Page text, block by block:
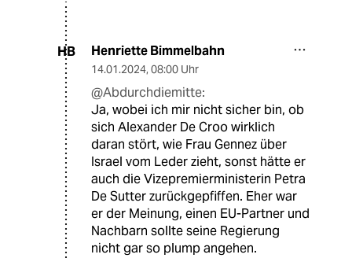
HB Henriette Bimmelbahn
14.01.2024, 08:00 Uhr
@Abdurchdiemitte:
Ja, wobei ich mir nicht sicher bin, ob
sich Alexander De Croo wirklich
daran stört, wie Frau Gennez über
Israel vom Leder zieht, sonst hätte er
auch die Vizepremierministerin Petra
De Sutter zurückgepfiffen. Eher war
er der Meinung, einen EU-Partner und
Nachbarn sollte seine Regierung
nicht gar so plump angehen.